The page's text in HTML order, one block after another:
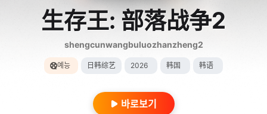
生存王: 部落战争2
shengcunwangbuluozhanzheng2
예능 日韩综艺 2026 韩国 韩语
바로보기